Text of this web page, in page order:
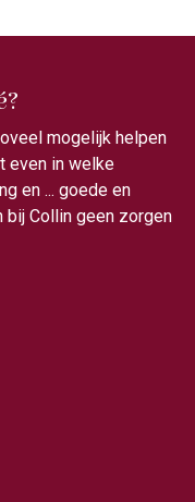
mogelijk helpen
even in welke
en ... goede en
Collin geen zorgen